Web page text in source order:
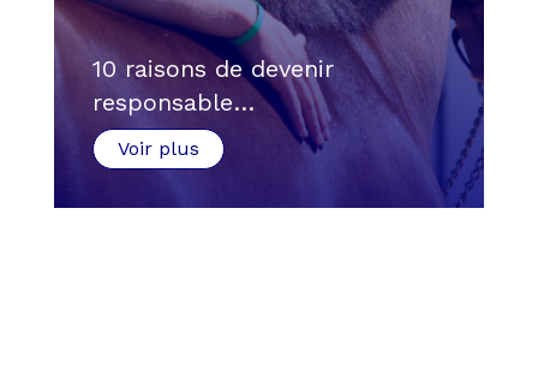
10 raisons de devenir
responsable…
Voir plus